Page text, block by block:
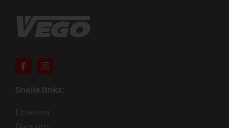
Snelle links:
Hovenier